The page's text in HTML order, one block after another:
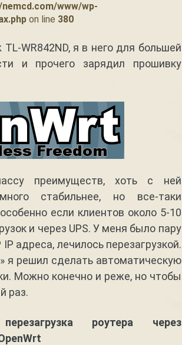
www/wp-
on line 380
WR842ND, я в него для большей
и прочего зарядил прошивку
преимуществ, хоть с ней
стабильнее, но все-таки
если клиентов около 5-10
и через UPS. У меня было пару
адреса, лечилось перезагрузкой.
я решил сделать автоматическую
Можно конечно и реже, но чтобы
раз.
роутера через